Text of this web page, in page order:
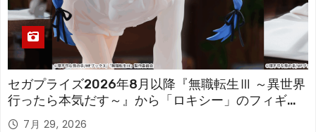
セガプライズ2026年8月以降『無職転生Ⅲ ～異世界
行ったら本気だす～』から「ロキシー」のフィギュ
アが登場！
7月 29, 2026